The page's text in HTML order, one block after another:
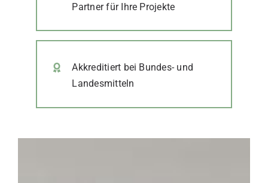
Partner für Ihre Projekte
Akkreditiert bei Bundes- und
Landesmitteln